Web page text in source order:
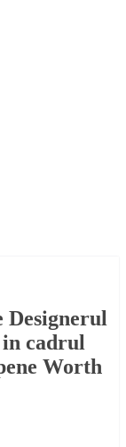
Designerul
cadrul
Worth